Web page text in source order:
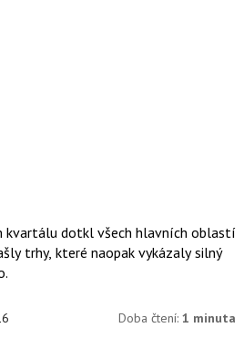
kvartálu dotkl všech hlavních oblastí
trhy, které naopak vykázaly silný
Doba čtení:1 minuta